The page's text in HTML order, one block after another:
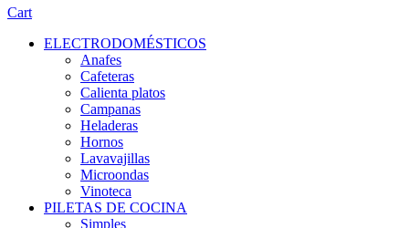
Cart
ELECTRODOMÉSTICOS
Anafes
Cafeteras
Calienta platos
Campanas
Heladeras
Hornos
Lavavajillas
Microondas
Vinoteca
PILETAS DE COCINA
Simples